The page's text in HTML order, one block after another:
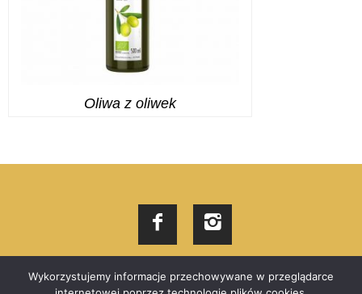
Oliwa z oliwek
Wykorzystujemy informacje przechowywane w przeglądarce